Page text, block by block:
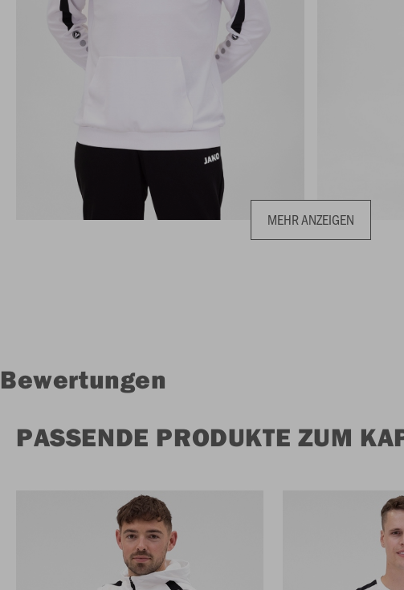
MEHR ANZEIGEN
Bewertungen
PASSENDE PRODUKTE ZUM